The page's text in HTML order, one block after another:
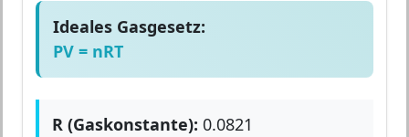
Ideales Gasgesetz:
PV = nRT
R (Gaskonstante): 0.0821